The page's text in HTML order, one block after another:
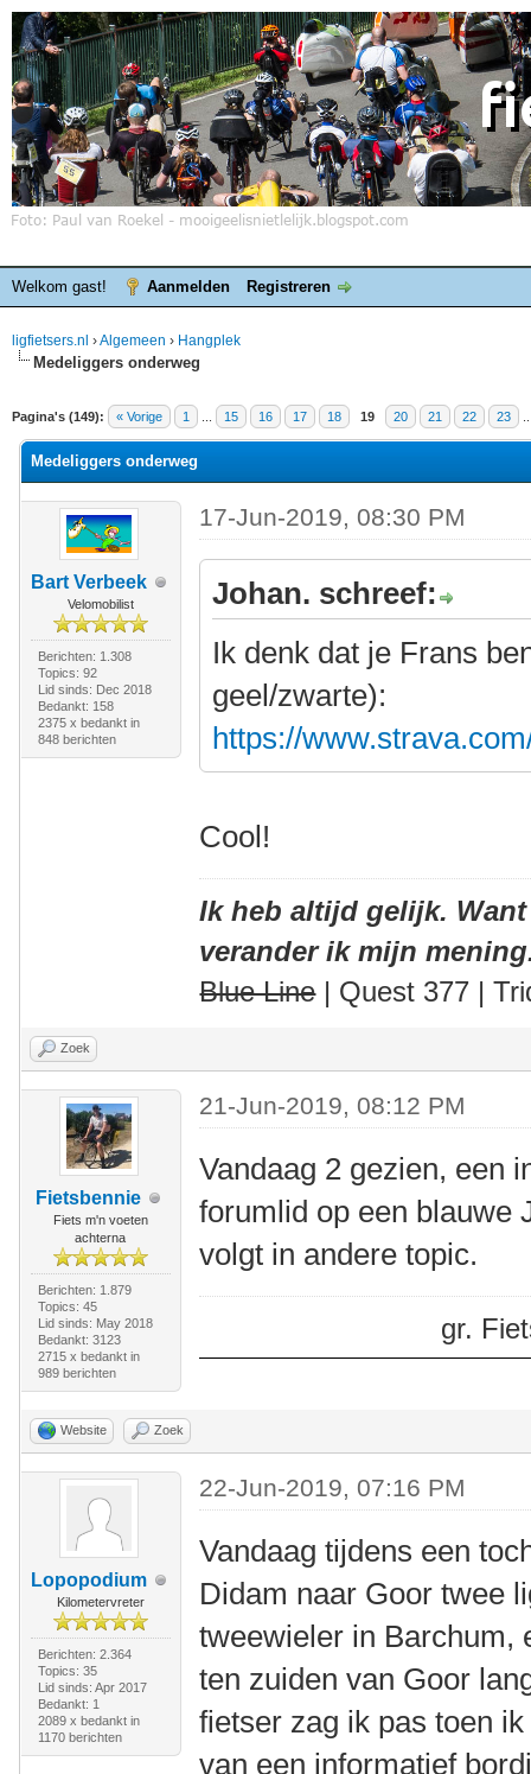
Welkom gast! Aanmelden Registreren
ligfietsers.nl ›Algemeen › Hangplek
Medeliggers onderweg
Pagina's (149): « Vorige 1 15 16 17 18 19 20 21 22 23
waardering is 3.86
Medeliggers onderweg
Bart Verbeek
Velomobilist
Berichten: 1.308
Topics: 92
Lid sinds: Dec 2018
Bedankt: 158
2375 x bedankt in
848 berichten
17-Jun-2019, 08:30 PM
Johan. schreef:
Ik denk dat je Frans
geel/zwarte):
https://
Cool!
Ik heb altijd gelijk.
verander ik mijn
Blue Line| Quest 377 |
Zoek
Fietsbennie
Fiets m'n voeten
achterna
Berichten: 1.879
Topics: 45
Lid sinds: May 2018
Bedankt: 3123
2715 x bedankt in
989 berichten
21-Jun-2019, 08:12 PM
Vandaag 2 gezien, een
forumlid op een blauwe
volgt in andere topic.
gr.
Website Zoek
Lopopodium
Kilometervreter
Berichten: 2.364
Topics: 35
Lid sinds: Apr 2017
Bedankt: 1
2089 x bedankt in
1170 berichten
22-Jun-2019, 07:16 PM
Vandaag tijdens een
Didam naar Goor twee
tweewieler in Barchum,
ten zuiden van Goor
fietser zag ik pas toen
van een informatief